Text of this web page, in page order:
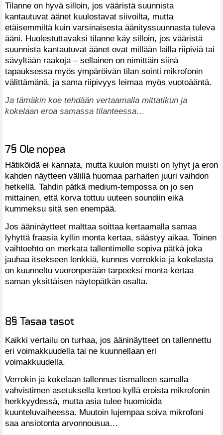
Tilanne on hyvä silloin, jos vääristä suunnista
kantautuvat äänet kuulostavat siivoilta, mutta
etäisemmiltä kuin varsinaisesta äänityssuunnasta tuleva
ääni. Huolestuttavaksi tilanne käy silloin, jos vääristä
suunnista kantautuvat äänet ovat millään lailla riipiviä tai
sävyltään raakoja – sellainen on nimittäin siinä
tapauksessa myös ympäröivän tilan sointi mikrofonin
välittämänä, ja sama riipivyys leimaa myös vuotoääntä.
Ja tämäkin koe tehdään vertaamalla mittatikun ja
kokelaan eroa samassa tilanteessa…
7§ Ole nopea
Hätiköidä ei kannata, mutta kuulon muisti on lyhyt ja eron
kahden näytteen välillä huomaa parhaiten juuri vaihdon
hetkellä. Tahdin pätkä medium-tempossa on jo sen
mittainen, että korva tottuu uuteen soundiin eikä
kummeksu sitä sen enempää.
Jos ääninäytteet malttaa soittaa kertaamalla samaa
lyhyttä fraasia kyllin monta kertaa, säästyy aikaa. Toinen
vaihtoehto on merkata tallentimelle sopiva pätkä joka
jauhaa itsekseen lenkkiä, kunnes verrokkia ja kokelasta
on kuunneltu vuoronperään tarpeeksi monta kertaa
saman yksittäisen näytepätkän osalta.
8§ Tasaa tasot
Kaikki vertailu on turhaa, jos ääninäytteet on tallennettu
eri voimakkuudella tai ne kuunnellaan eri
voimakkuudella.
Verrokin ja kokelaan tallennus tismalleen samalla
vahvistimen asetuksella kertoo kyllä eroista mikrofonin
herkkyydessä, mutta asia tulee huomioida
kuunteluvaiheessa. Muutoin lujempaa soiva mikrofoni
saa ansiotonta arvonnousua…